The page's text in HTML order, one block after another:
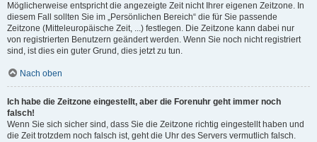
Möglicherweise entspricht die angezeigte Zeit nicht Ihrer eigenen Zeitzone. In
diesem Fall sollten Sie im „Persönlichen Bereich“ die für Sie passende
Zeitzone (Mitteleuropäische Zeit, ...) festlegen. Die Zeitzone kann dabei nur
von registrierten Benutzern geändert werden. Wenn Sie noch nicht registriert
sind, ist dies ein guter Grund, dies jetzt zu tun.
Nach oben
Ich habe die Zeitzone eingestellt, aber die Forenuhr geht immer noch
falsch!
Wenn Sie sich sicher sind, dass Sie die Zeitzone richtig eingestellt haben und
die Zeit trotzdem noch falsch ist, geht die Uhr des Servers vermutlich falsch.